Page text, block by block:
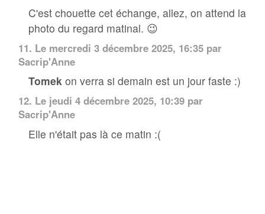
C'est chouette cet échange, allez, on attend la
photo du regard matinal. 😉
11. Le mercredi 3 décembre 2025, 16:35 par
Sacrip'Anne
Tomek on verra si demain est un jour faste :)
12. Le jeudi 4 décembre 2025, 10:39 par
Sacrip'Anne
Elle n'était pas là ce matin :(